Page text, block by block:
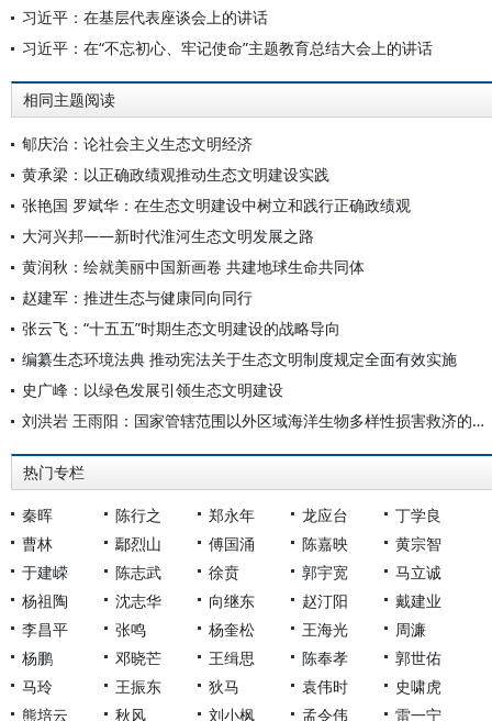
习近平：在基层代表座谈会上的讲话
习近平：在“不忘初心、牢记使命”主题教育总结大会上的讲话
相同主题阅读
郇庆治：论社会主义生态文明经济
黄承梁：以正确政绩观推动生态文明建设实践
张艳国 罗斌华：在生态文明建设中树立和践行正确政绩观
大河兴邦——新时代淮河生态文明发展之路
黄润秋：绘就美丽中国新画卷 共建地球生命共同体
赵建军：推进生态与健康同向同行
张云飞：“十五五”时期生态文明建设的战略导向
编纂生态环境法典 推动宪法关于生态文明制度规定全面有效实施
史广峰：以绿色发展引领生态文明建设
刘洪岩 王雨阳：国家管辖范围以外区域海洋生物多样性损害救济的新发展与中国因应
热门专栏
秦晖 陈行之 郑永年 龙应台
丁学良
曹林
鄢烈山 傅国涌 陈嘉映
黄宗智
于建嵘
陈志武 徐贲 郭宇宽
马立诚
杨祖陶
沈志华 向继东 赵汀阳
戴建业
李昌平
张鸣 杨奎松 王海光
周濂
杨鹏
邓晓芒 王缉思 陈奉孝
郭世佑
马玲
王振东 狄马 袁伟时
史啸虎
熊培云
秋风 刘小枫 孟令伟 雷一宁